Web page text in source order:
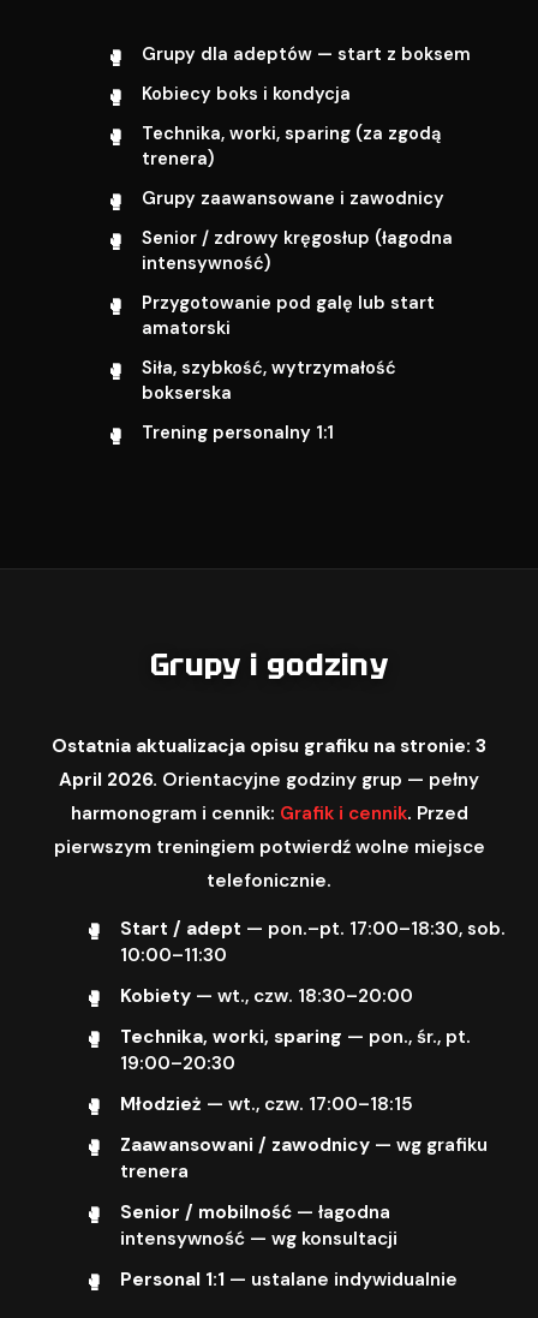
Grupy dla adeptów — start z boksem
Kobiecy boks i kondycja
Technika, worki, sparing (za zgodą
trenera)
Grupy zaawansowane i zawodnicy
Senior / zdrowy kręgosłup (łagodna
intensywność)
Przygotowanie pod galę lub start
amatorski
Siła, szybkość, wytrzymałość
bokserska
Trening personalny 1:1
Grupy i godziny
Ostatnia aktualizacja opisu grafiku na stronie: 3
April 2026. Orientacyjne godziny grup — pełny
harmonogram i cennik: Grafik i cennik. Przed
pierwszym treningiem potwierdź wolne miejsce
telefonicznie.
Start / adept — pon.–pt. 17:00–18:30, sob.
10:00–11:30
Kobiety— wt., czw. 18:30–20:00
Technika, worki, sparing — pon., śr., pt.
19:00–20:30
Młodzież — wt., czw. 17:00–18:15
Zaawansowani / zawodnicy— wg grafiku
trenera
Senior / mobilność— łagodna
intensywność — wg konsultacji
Personal 1:1 — ustalane indywidualnie